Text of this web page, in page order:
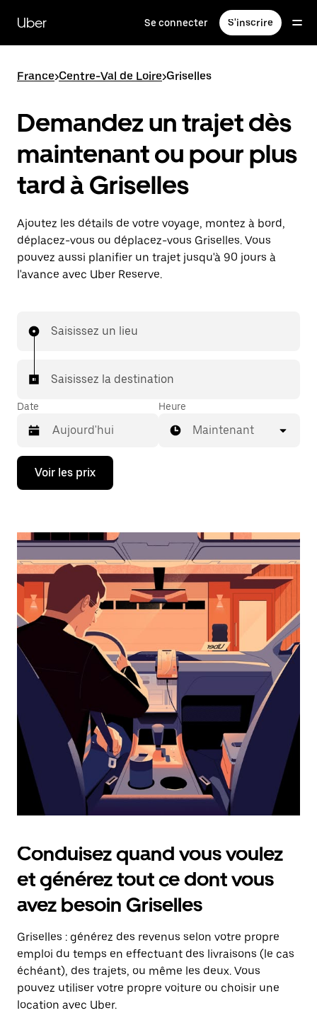
contenu
principal
Uber Se connecter S'inscrire
France>Centre-Val de Loire>Griselles
Demandez un trajet dès
maintenant ou pour plus
tard à Griselles
Ajoutez les détails de votre voyage, montez à bord,
déplacez-vous ou déplacez-vous Griselles. Vous
pouvez aussi planifier un trajet jusqu'à 90 jours à
l'avance avec Uber Reserve.
Saisissez un lieu
Saisissez la destination
Date
Appuyez
la
bas
ouvrir
le
calendrier
sélectionner
une
date.
Appuyez
sur
touche
pour
fermer
le
calendrier.
Heure
Maintenant
Voir les prix
Conduisez quand vous voulez
et générez tout ce dont vous
avez besoin Griselles
Griselles : générez des revenus selon votre propre
emploi du temps en effectuant des livraisons (le cas
échéant), des trajets, ou même les deux. Vous
pouvez utiliser votre propre voiture ou choisir une
location avec Uber.